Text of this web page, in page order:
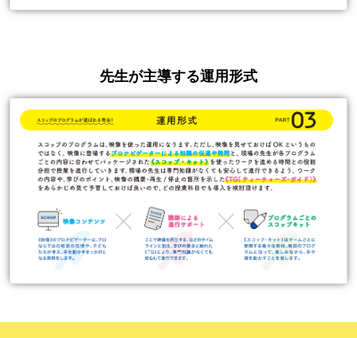
先生が主導する運用形式